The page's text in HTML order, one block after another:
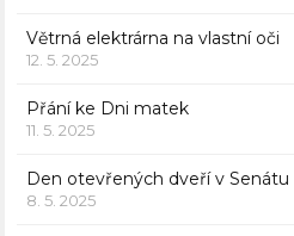
Větrná elektrárna na vlastní oči
12. 5. 2025
Přání ke Dni matek
11. 5. 2025
Den otevřených dveří v Senátu
8. 5. 2025